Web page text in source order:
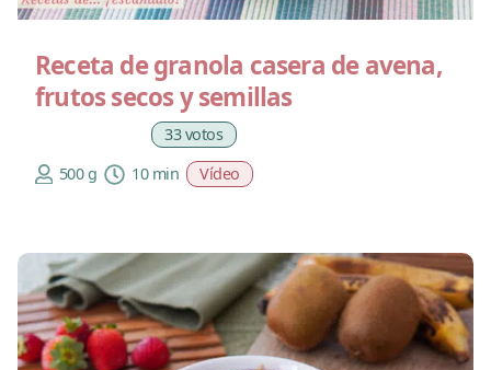
Receta de granola casera de avena,
frutos secos y semillas
33 votos
500 g
10 min Vídeo